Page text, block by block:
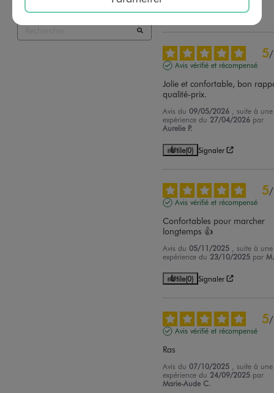
Utile(0) Signaler
5/
Avis vérifié et récompensé
Jolie et confortable, bon
qualité-prix.
Avis du09/05/2026
, suite à une
expérience du 27/04/2026 par
Aurelie P.
Utile(0) Signaler
5/
Avis vérifié et récompensé
Confortables pour marcher
longtemps 👍
Avis du05/11/2025
, suite à une
expérience du 23/10/2025 par
Utile(0) Signaler
5/
Avis vérifié et récompensé
Ras
Avis du07/10/2025
, suite à une
expérience du 24/09/2025 par
Marie-Aude C.